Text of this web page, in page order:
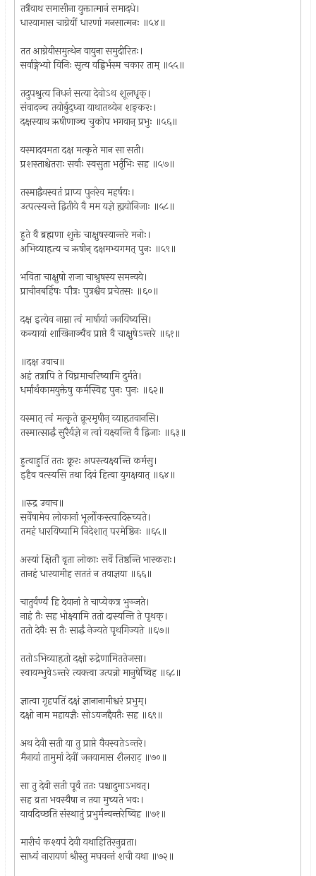
तत्रैवाथ समासीना युक्तात्मानं समादधे।
धारयामास चाग्नेयीं धारणां मनसात्मनः ॥५४॥
तत आग्नेयीसमुत्थेन वायुना समुदीरितः।
सर्वाङ्गेभ्यो विनिः सृत्य वह्निर्भस्म चकार ताम् ॥५५॥
तदुपश्रुत्य निधनं सत्या देवोऽथ शूलधृक्।
संवादञ्च तयोर्बुद्ध्वा याथातथ्येन शङ्करः।
दक्षस्याथ ऋषीणाञ्च चुकोप भगवान् प्रभुः ॥५६॥
यस्मादवमता दक्ष मत्कृते मान सा सती।
प्रशस्ताश्चेतराः सर्वाः स्वसुता भर्तृभिः सह ॥५७॥
तस्माद्वैवस्वतं प्राप्य पुनरेव महर्षयः।
उत्पत्स्यन्ते द्वितीये वै मम यज्ञे ह्ययोनिजाः ॥५८॥
हुते वै ब्रह्मणा शुक्ते चाक्षुषस्यान्तरे मनोः।
अभिव्याहृत्य च ऋषीन् दक्षमभ्यगमत् पुनः ॥५९॥
भविता चाक्षुषो राजा चाश्रुषस्य समन्वये।
प्राचीनबर्हिषः पौत्रः पुत्रश्चैव प्रचेतसः ॥६०॥
दक्ष इत्येव नाम्ना त्वं मार्षायां जनयिष्यसि।
कन्यायां शाखिनाञ्चैव प्राप्ते वै चाक्षुषेऽन्तरे ॥६१॥
॥दक्ष उवाच॥
अहं तत्रापि ते विघ्नमाचरिष्यामि दुर्मते।
धर्मार्थकामयुक्तेषु कर्मस्विह पुनः पुनः ॥६२॥
यस्मात् त्वं मत्कृते क्रूरमृषीन् व्याहृतवानसि।
तस्मात्सार्द्धं सुरैर्यज्ञे न त्वां यक्ष्यन्ति वै द्विजाः ॥६३॥
हुत्वाहुतिं ततः क्रूरः अपस्त्यक्ष्यन्ति कर्मसु।
इहैव वत्स्यसि तथा दिवं हित्वा युगक्षयात् ॥६४॥
॥रुद्र उवाच॥
सर्वेषामेव लोकानां भूर्लोकस्त्वादिरुच्यते।
तमहं धारयिष्यामि निदेशात् परमेष्ठिनः ॥६५॥
अस्यां क्षितौ वृता लोकाः सर्वे तिष्ठन्ति भास्कराः।
तानहं धारयामीह सततं न तवाज्ञया ॥६६॥
चातुर्वर्ण्यं हि देवानां ते चाप्येकत्र भुञ्जते।
नाहं तैः सह भोक्ष्यामि ततो दास्यन्ति ते पृथक्।
ततो देवैः स तैः सार्द्धं नेज्यते पृथगिज्यते ॥६७॥
ततोऽभिव्याहृतो दक्षो रुद्रेणामिततेजसा।
स्वायम्भुवेऽन्तरे त्यक्त्वा उत्पन्नो मानुषेष्विह ॥६८॥
ज्ञात्वा गृहपतिं दक्षं ज्ञानानामीश्वरं प्रभुम्।
दक्षो नाम महायज्ञैः सोऽयजद्दैवतैः सह ॥६९॥
अथ देवी सती या तु प्राप्ते वैवस्वतेऽन्तरे।
मैनायां तामुमां देवीं जनयामास शैलराट् ॥७०॥
सा तु देवी सती पूर्वं ततः पश्चादुमाऽभवत्।
सह व्रता भवस्यैषा न तया मुच्यते भवः।
यावदिच्छति संस्थातुं प्रभुर्मन्वन्तरेष्विह ॥७१॥
मारीचं कश्यपं देवी यथाहितिरनुव्रता।
साध्यं नारायणं श्रीस्तु मघवन्तं शची यथा ॥७२॥